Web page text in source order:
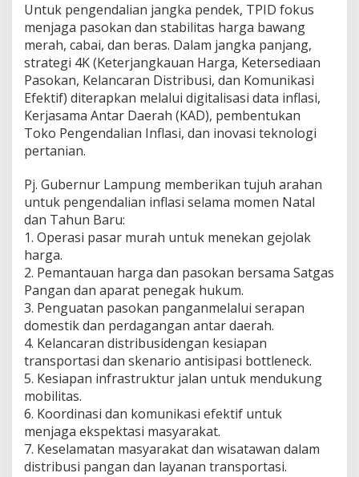
Untuk pengendalian jangka pendek, TPID fokus
menjaga pasokan dan stabilitas harga bawang
merah, cabai, dan beras. Dalam jangka panjang,
strategi 4K (Keterjangkauan Harga, Ketersediaan
Pasokan, Kelancaran Distribusi, dan Komunikasi
Efektif) diterapkan melalui digitalisasi data inflasi,
Kerjasama Antar Daerah (KAD), pembentukan
Toko Pengendalian Inflasi, dan inovasi teknologi
pertanian.
Pj. Gubernur Lampung memberikan tujuh arahan
untuk pengendalian inflasi selama momen Natal
dan Tahun Baru:
1. Operasi pasar murah untuk menekan gejolak
harga.
2. Pemantauan harga dan pasokan bersama Satgas
Pangan dan aparat penegak hukum.
3. Penguatan pasokan panganmelalui serapan
domestik dan perdagangan antar daerah.
4. Kelancaran distribusidengan kesiapan
transportasi dan skenario antisipasi bottleneck.
5. Kesiapan infrastruktur jalan untuk mendukung
mobilitas.
6. Koordinasi dan komunikasi efektif untuk
menjaga ekspektasi masyarakat.
7. Keselamatan masyarakat dan wisatawan dalam
distribusi pangan dan layanan transportasi.